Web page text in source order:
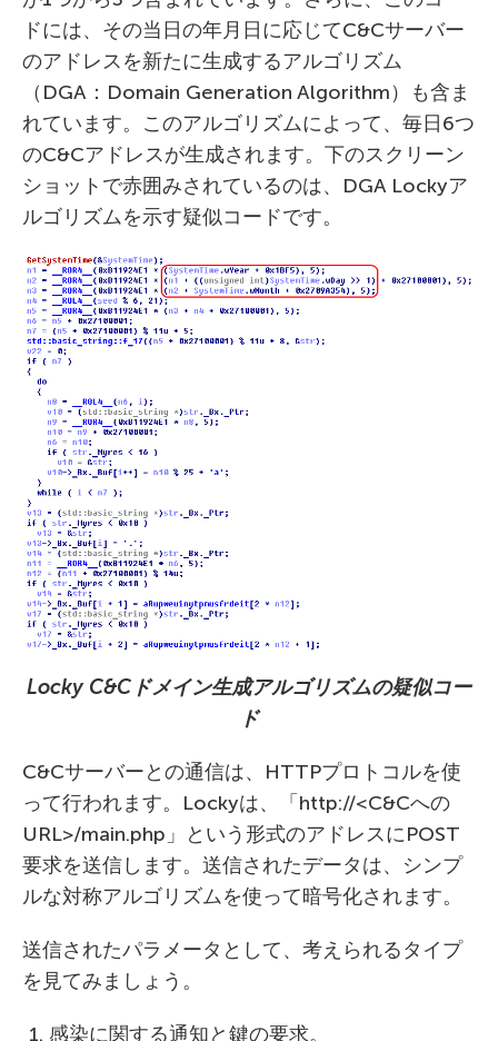
ドには、その当日の年月日に応じてC&Cサーバー
のアドレスを新たに生成するアルゴリズム
（DGA：Domain Generation Algorithm）も含ま
れています。このアルゴリズムによって、毎日6つ
のC&Cアドレスが生成されます。下のスクリーン
ショットで赤囲みされているのは、DGA Lockyア
ルゴリズムを示す疑似コードです。
Locky C&C ドメイン生成アルゴリズムの疑似コー
ド
C&Cサーバーとの通信は、HTTPプロトコルを使
って行われます。Lockyは、「http://<C&Cへの
URL>/main.php」という形式のアドレスにPOST
要求を送信します。送信されたデータは、シンプ
ルな対称アルゴリズムを使って暗号化されます。
送信されたパラメータとして、考えられるタイプ
を見てみましょう。
感染に関する通知と鍵の要求。